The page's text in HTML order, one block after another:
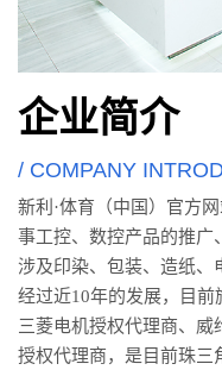
企业简介
/ COMPANY
新利·体育（中国）官方
事工控、数控产品的推广
涉及印染、包装、造纸、
经过近10年的发展，目前
三菱电机授权代理商、威
授权代理商，是目前珠三